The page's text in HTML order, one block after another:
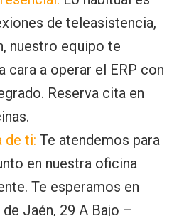
de teleasistencia,
nuestro equipo te
cara a operar el ERP con
Reserva cita en
de ti: Te atendemos para
en nuestra oficina
Te esperamos en
Jaén, 29 A Bajo –